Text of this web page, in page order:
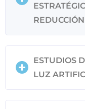
REDUCCIÓN
ESTUDIOS
LUZ